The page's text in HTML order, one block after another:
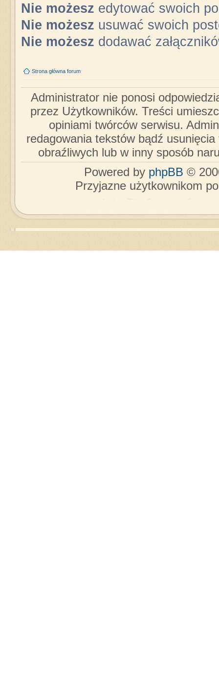
Nie możesz edytować swoich
Nie możesz usuwać swoich
Nie możesz dodawać
Strona główna forum
Administrator nie ponosi
przez Użytkowników. Treści
opiniami twórców serwisu.
redagowania tekstów bądź
obraźliwych lub w inny sposób
Powered by phpBB ©
Przyjazne użytkownikom